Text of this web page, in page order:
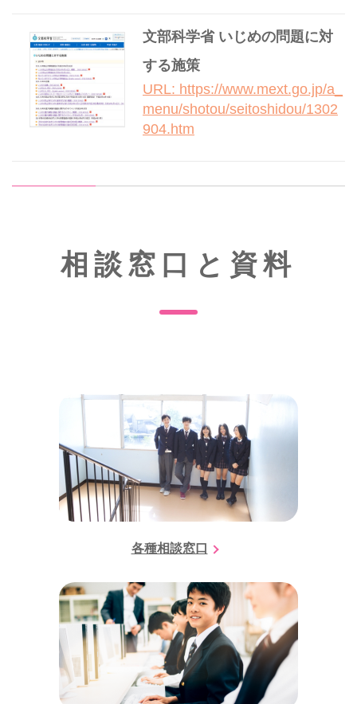
文部科学省 いじめの問題に対
する施策
URL: https://www.mext.go.jp/a_
menu/shotou/seitoshidou/1302
904.htm
相談窓口と資料
各種相談窓口